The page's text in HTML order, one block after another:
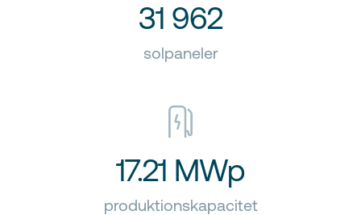
31 962
solpaneler
17.21 MWp
produktionskapacitet